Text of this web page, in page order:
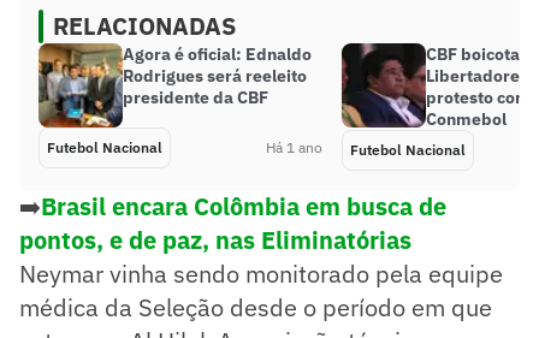
RELACIONADAS
Agora é oficial: Ednaldo
Rodrigues será reeleito
presidente da CBF
Futebol Nacional Há 1 ano
CBF boicota
Libertadores
protesto
Conmebol
Futebol Nacional
➡️Brasil encara Colômbia em busca de
pontos, e de paz, nas Eliminatórias
Neymar vinha sendo monitorado pela equipe
médica da Seleção desde o período em que